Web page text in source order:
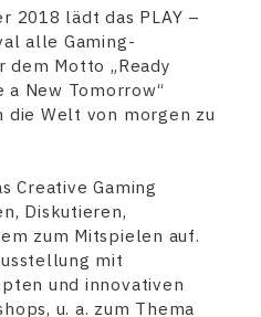
2018 lädt das PLAY –
alle Gaming-
Motto „Ready
a New Tomorrow“
die Welt von morgen zu
Creative Gaming
Diskutieren,
zum Mitspielen auf.
mit
und innovativen
u. a. zum Thema